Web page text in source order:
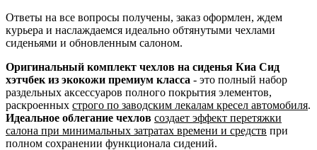
Ответы на все вопросы получены, заказ оформлен, ждем
курьера и наслаждаемся идеально обтянутыми чехлами
сиденьями и обновленным салоном.
Оригинальный комплект чехлов на сиденья Киа Сид
хэтчбек из экокожи премиум класса - это полный набор
раздельных аксессуаров полного покрытия элементов,
раскроенных строго по заводским лекалам кресел автомобиля.
Идеальное облегание чехлов создает эффект перетяжки
салона при минимальных затратах времени и средств при
полном сохранении функционала сидений.